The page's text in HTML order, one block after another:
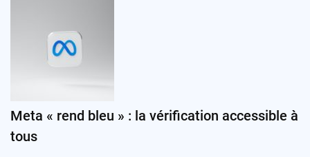
Meta « rend bleu » : la vérification accessible à
tous